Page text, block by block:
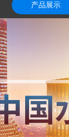
产品展示